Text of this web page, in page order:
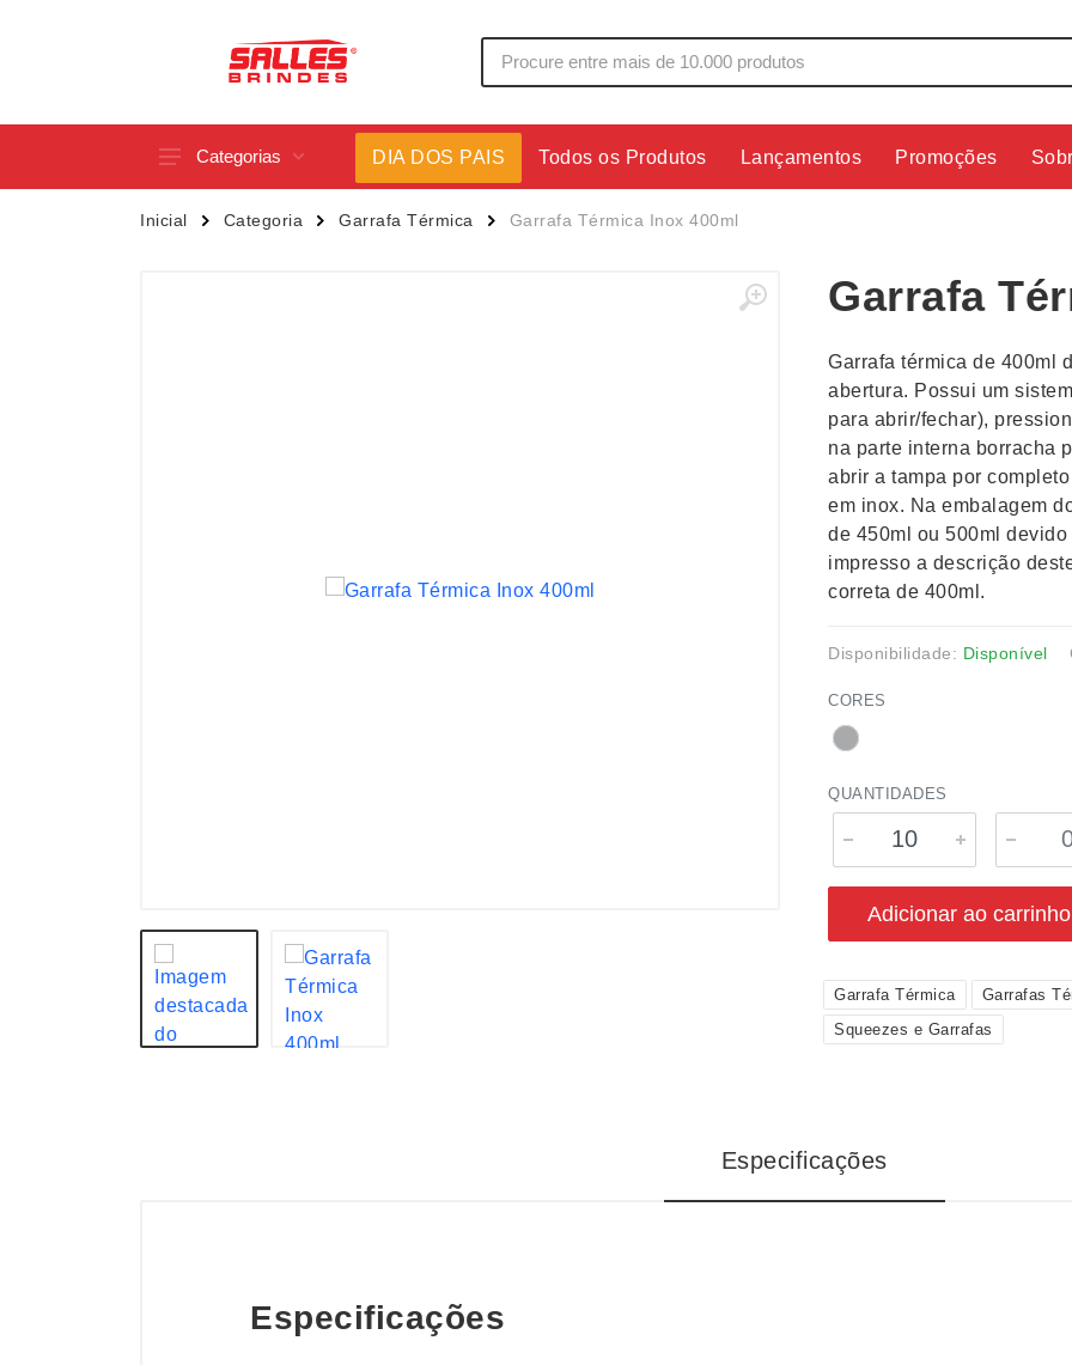
Categorias
Acessórios p/ Celular
Canecas
Copos
Cuidados Pessoais
Esporte e Jogos
Fones de
Kit
Kit Queijo
Lanternas
DIA DOS PAIS Todos os Produtos Lançamentos Promoções
Inicial Categoria Garrafa Térmica Garrafa Térmica Inox 400ml
Garrafa
Garrafa térmica de 400ml
abertura. Possui um
para abrir/fechar),
na parte interna borracha
abrir a tampa por
em inox. Na embalagem
de 450ml ou 500ml
impresso a descrição
correta de 400ml.
Disponibilidade: Disponível
CORES
QUANTIDADES
Adicionar ao carrinho
Garrafa Térmica
Garrafas
Squeezes e Garrafas
Especificações
Especificações